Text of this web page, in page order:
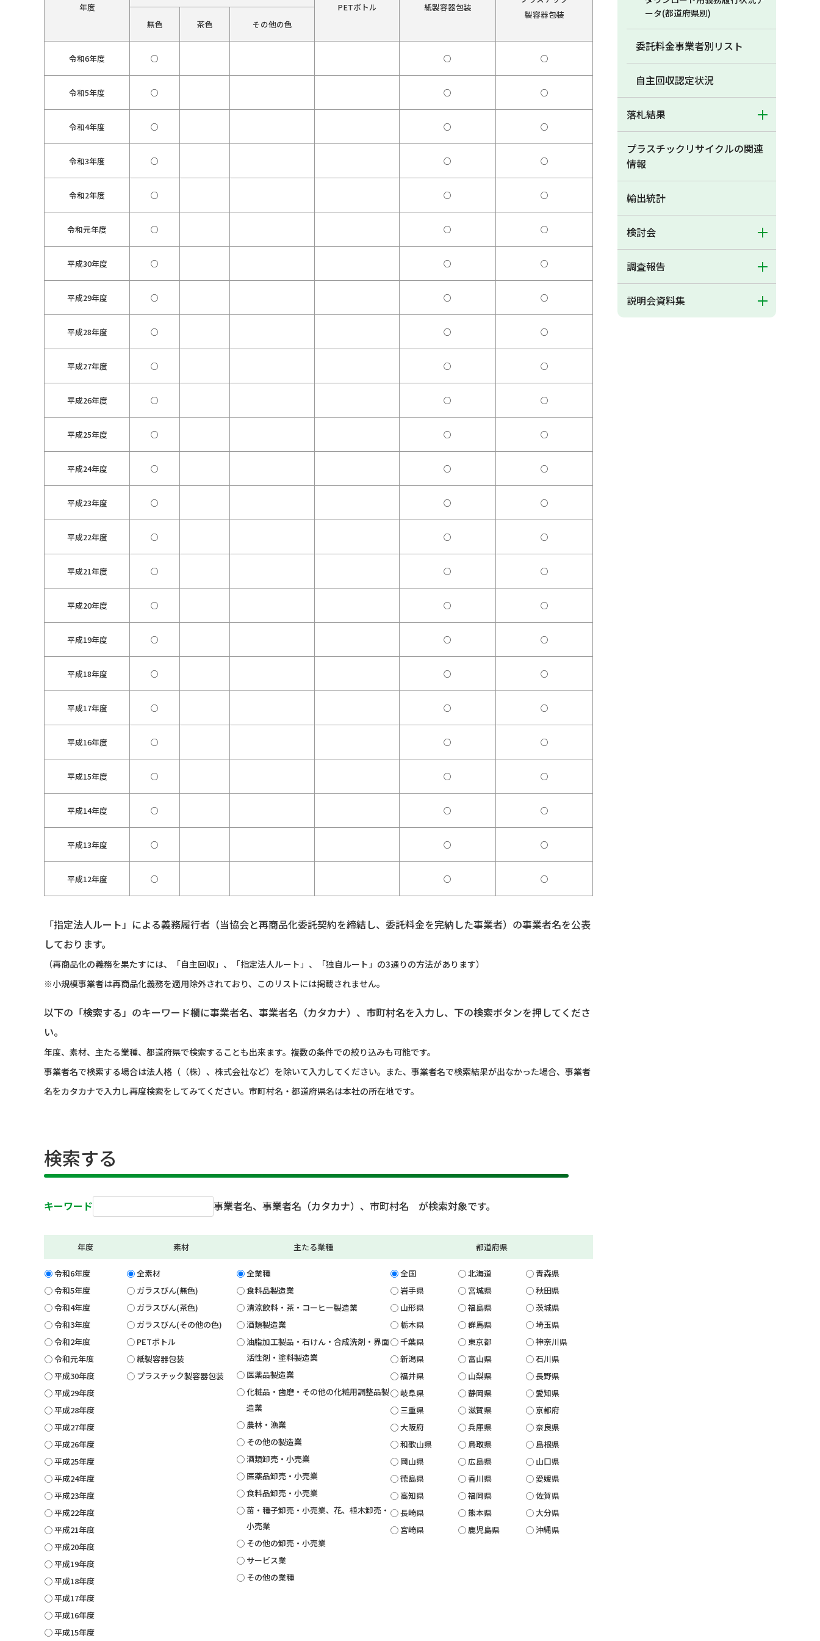
年度
PETボトル
紙製容器包装
製容器包装
無色
茶色 その他の色
令和6年度 ○ ○ ○
令和5年度 ○ ○ ○
令和4年度 ○ ○ ○
令和3年度 ○ ○ ○
令和2年度 ○ ○ ○
令和元年度 ○ ○ ○
平成30年度 ○ ○ ○
平成29年度 ○ ○ ○
平成28年度 ○ ○ ○
平成27年度 ○ ○ ○
平成26年度 ○ ○ ○
平成25年度 ○ ○ ○
平成24年度 ○ ○ ○
平成23年度 ○ ○ ○
平成22年度 ○ ○ ○
平成21年度 ○ ○ ○
平成20年度 ○ ○ ○
平成19年度 ○ ○ ○
平成18年度 ○ ○ ○
平成17年度 ○ ○ ○
平成16年度 ○ ○ ○
平成15年度 ○ ○ ○
平成14年度 ○ ○ ○
平成13年度 ○ ○ ○
平成12年度 ○ ○ ○
「指定法人ルート」による義務履行者（当協会と再商品化委託契約を締結し、委託料金を完納した事業者）の事業者名を公表
しております。
（再商品化の義務を果たすには、「自主回収」、「指定法人ルート」、「独自ルート」の3通りの方法があります）
※小規模事業者は再商品化義務を適用除外されており、このリストには掲載されません。
以下の「検索する」のキーワード欄に事業者名、事業者名（カタカナ）、市町村名を入力し、下の検索ボタンを押してくださ
い。
年度、素材、主たる業種、都道府県で検索することも出来ます。複数の条件での絞り込みも可能です。
事業者名で検索する場合は法人格（（株）、株式会社など）を除いて入力してください。また、事業者名で検索結果が出なかった場合、事業者
名をカタカナで入力し再度検索をしてみてください。市町村名・都道府県名は本社の所在地です。
検索する
キーワード 事業者名、事業者名（カタカナ）、市町村名 が検索対象です。
年度
令和6年度
令和5年度
令和4年度
令和3年度
令和2年度
令和元年度
平成30年度
平成29年度
平成28年度
平成27年度
平成26年度
平成25年度
平成24年度
平成23年度
平成22年度
平成21年度
平成20年度
平成19年度
平成18年度
平成17年度
平成16年度
平成15年度
素材
全素材
ガラスびん(無色)
ガラスびん(茶色)
ガラスびん(その他の色)
PETボトル
紙製容器包装
プラスチック製容器包装
主たる業種
全業種
食料品製造業
清涼飲料・茶・コーヒー製造業
酒類製造業
油脂加工製品・石けん・合成洗剤・界面
活性剤・塗料製造業
医薬品製造業
化粧品・歯磨・その他の化粧用調整品製
造業
農林・漁業
その他の製造業
酒類卸売・小売業
医薬品卸売・小売業
食料品卸売・小売業
苗・種子卸売・小売業、花、植木卸売・
小売業
その他の卸売・小売業
サービス業
その他の業種
都道府県
全国 北海道
青森県
岩手県
宮城県
秋田県
山形県
福島県
茨城県
栃木県
群馬県
埼玉県
千葉県
東京都
神奈川県
新潟県
富山県
石川県
福井県
山梨県
長野県
岐阜県
静岡県
愛知県
三重県
滋賀県
京都府
大阪府
兵庫県
奈良県
和歌山県
鳥取県
島根県
岡山県
広島県
山口県
徳島県
香川県
愛媛県
高知県
福岡県
佐賀県
長崎県
熊本県
大分県
宮崎県
鹿児島県 沖縄県
ータ(都道府県別)
委託料金事業者別リスト
自主回収認定状況
落札結果
プラスチックリサイクルの関連
情報
輸出統計
検討会
調査報告
説明会資料集